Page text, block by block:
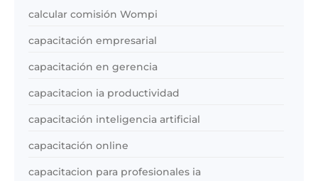
calcular comisión Wompi
capacitación empresarial
capacitación en gerencia
capacitacion ia productividad
capacitación inteligencia artificial
capacitación online
capacitacion para profesionales ia